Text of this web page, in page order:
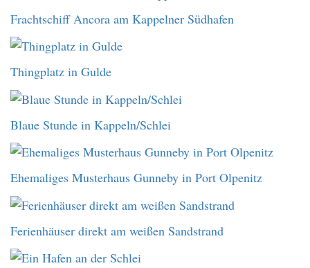
Frachtschiff Ancora am Kappelner Südhafen
Thingplatz in Gulde
Blaue Stunde in Kappeln/Schlei
Ehemaliges Musterhaus Gunneby in Port Olpenitz
Ferienhäuser direkt am weißen Sandstrand